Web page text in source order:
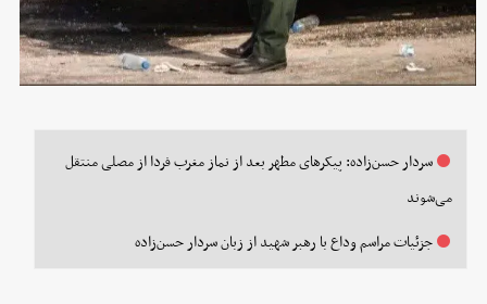
سردار حسن‌زاده: پیکرهای مطهر بعد از نماز مغرب فردا از مصلی منتقل
می‌شوند
جزئیات مراسم وداع با رهبر شهید از زبان سردار حسن‌زاده